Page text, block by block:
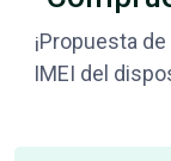
¡Propuesta
IMEI del